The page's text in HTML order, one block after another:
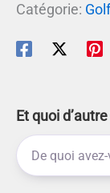
Catégorie: Golf
Et quoi